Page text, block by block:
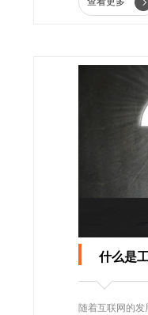
什么是工单管
随着互联网的